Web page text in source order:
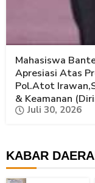
Mahasiswa
Apresiasi Atas
Pol.Atot
& Keamanan
Juli 30, 2026
KABAR